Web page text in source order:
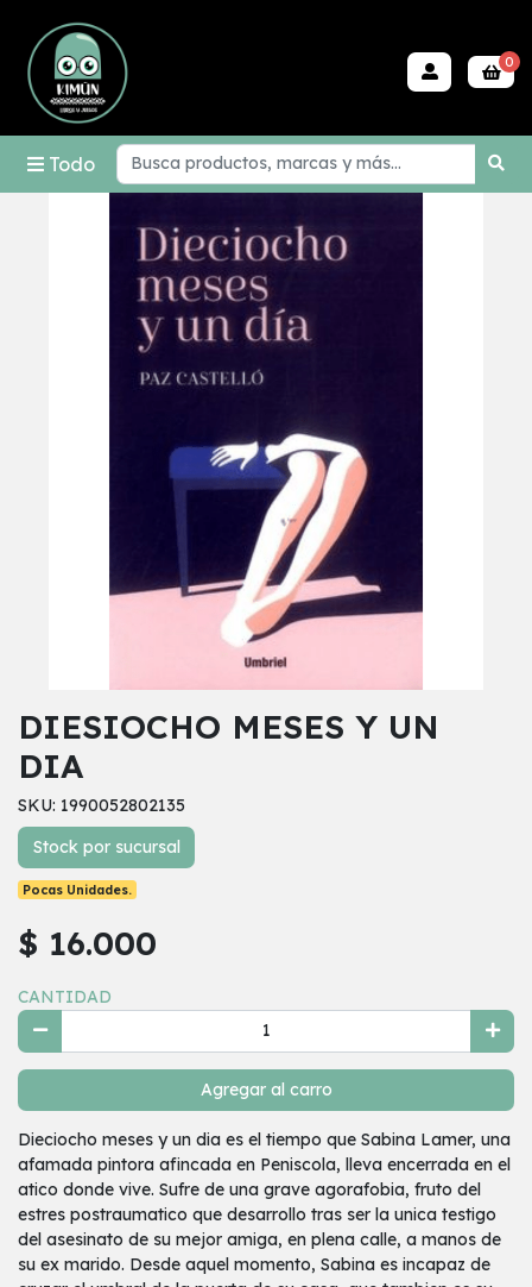
Todo
0
DIESIOCHO MESES Y UN
DIA
SKU: 1990052802135
Stock por sucursal
Pocas Unidades.
$ 16.000
CANTIDAD
Agregar al carro
Dieciocho meses y un dia es el tiempo que Sabina Lamer, una
afamada pintora afincada en Peniscola, lleva encerrada en el
atico donde vive. Sufre de una grave agorafobia, fruto del
estres postraumatico que desarrollo tras ser la unica testigo
del asesinato de su mejor amiga, en plena calle, a manos de
su ex marido. Desde aquel momento, Sabina es incapaz de